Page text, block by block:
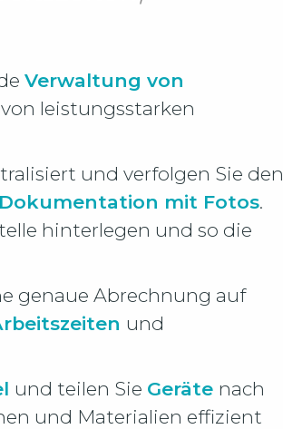
Verwaltung von
leistungsstarken
und verfolgen Sie den
Dokumentation mit Fotos.
hinterlegen und so die
genaue Abrechnung auf
und
und teilen Sie Geräte nach
und Materialien effizient